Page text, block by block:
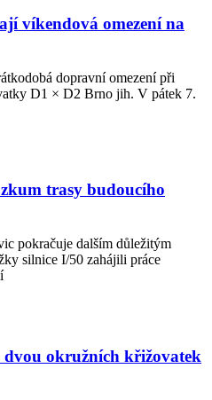
víkendová omezení na
dopravní omezení při
D1 × D2 Brno jih. V pátek 7.
trasy budoucího
pokračuje dalším důležitým
silnice I/50 zahájili práce
dvou okružních křižovatek